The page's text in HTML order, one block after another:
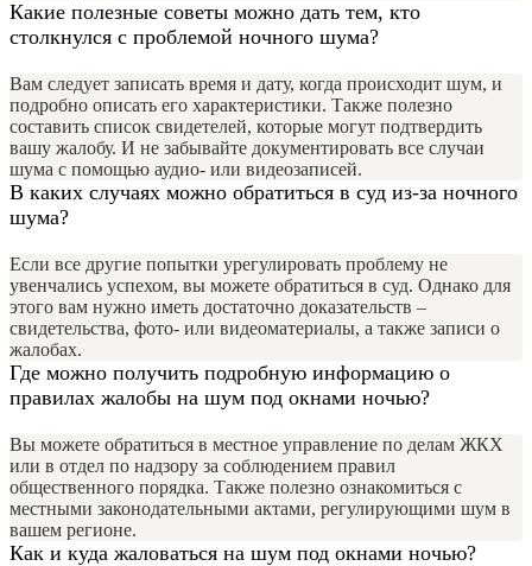
Какие полезные советы можно дать тем, кто
столкнулся с проблемой ночного шума?
Вам следует записать время и дату, когда происходит шум, и
подробно описать его характеристики. Также полезно
составить список свидетелей, которые могут подтвердить
вашу жалобу. И не забывайте документировать все случаи
шума с помощью аудио- или видеозаписей.
В каких случаях можно обратиться в суд из-за ночного
шума?
Если все другие попытки урегулировать проблему не
увенчались успехом, вы можете обратиться в суд. Однако для
этого вам нужно иметь достаточно доказательств –
свидетельства, фото- или видеоматериалы, а также записи о
жалобах.
Где можно получить подробную информацию о
правилах жалобы на шум под окнами ночью?
Вы можете обратиться в местное управление по делам ЖКХ
или в отдел по надзору за соблюдением правил
общественного порядка. Также полезно ознакомиться с
местными законодательными актами, регулирующими шум в
вашем регионе.
Как и куда жаловаться на шум под окнами ночью?